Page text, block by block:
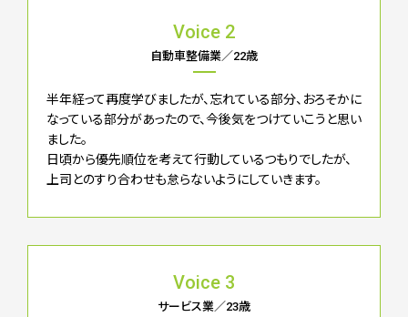
Voice 2
自動車整備業／22歳
半年経って再度学びましたが、忘れている部分、おろそかに
なっている部分があったので、今後気をつけていこうと思い
ました。
日頃から優先順位を考えて行動しているつもりでしたが、
上司とのすり合わせも怠らないようにしていきます。
Voice 3
サービス業／23歳